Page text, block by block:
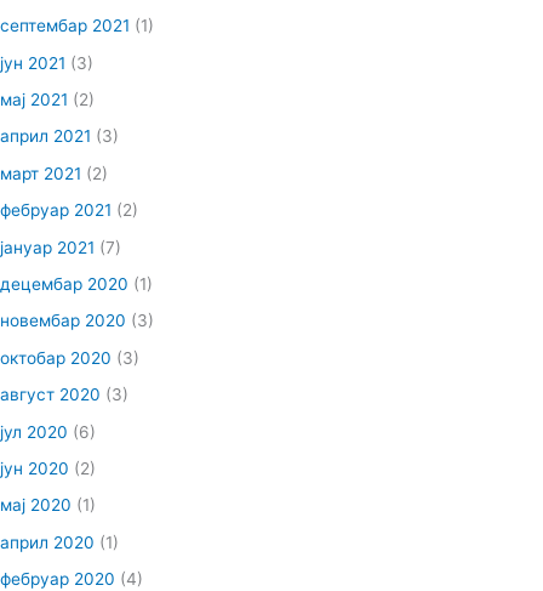
септембар 2021 (1)
јун 2021 (3)
мај 2021 (2)
април 2021 (3)
март 2021 (2)
фебруар 2021 (2)
јануар 2021 (7)
децембар 2020 (1)
новембар 2020 (3)
октобар 2020 (3)
август 2020 (3)
јул 2020 (6)
јун 2020 (2)
мај 2020 (1)
април 2020 (1)
фебруар 2020 (4)